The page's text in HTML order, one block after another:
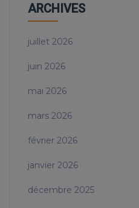
ARCHIVES
juillet 2026
juin 2026
mai 2026
mars 2026
février 2026
janvier 2026
décembre 2025